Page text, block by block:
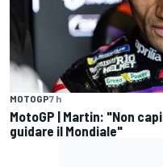
MOTOGP7 h
MotoGP | Martin: "Non
guidare il Mondiale"